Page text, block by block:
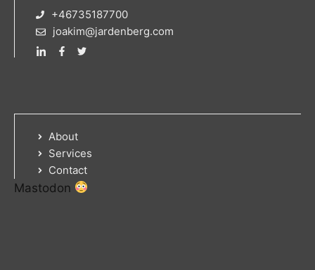
+46735187700
joakim@jardenberg.com
About
Services
Contact
Mastodon